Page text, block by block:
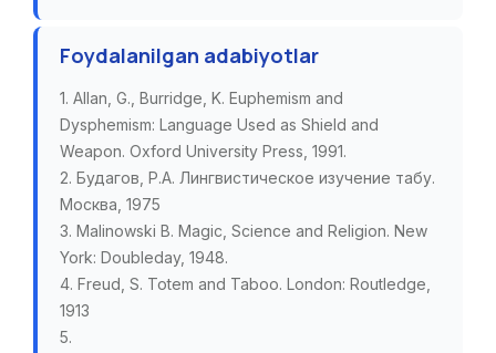
Foydalanilgan adabiyotlar
1. Allan, G., Burridge, K. Euphemism and
Dysphemism: Language Used as Shield and
Weapon. Oxford University Press, 1991.
2. Будaгов, Р.А. Лингвистическое изучение табу.
Москва, 1975
3. Malinowski B. Magic, Science and Religion. New
York: Doubleday, 1948.
4. Freud, S. Totem and Taboo. London: Routledge,
1913
5.